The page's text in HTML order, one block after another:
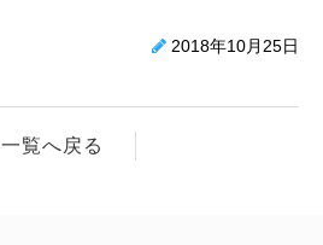
2018年10月25日
一覧へ戻る